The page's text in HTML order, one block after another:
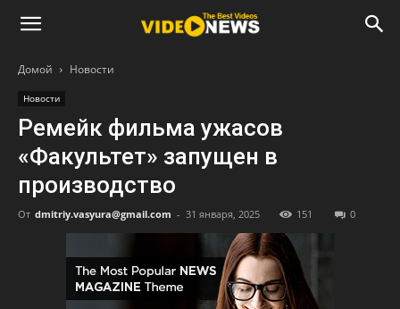
Домой Новости
Новости
Ремейк фильма ужасов
«Факультет» запущен в
производство
От dmitriy.vasyura@gmail.com - 31 января, 2025 151 0